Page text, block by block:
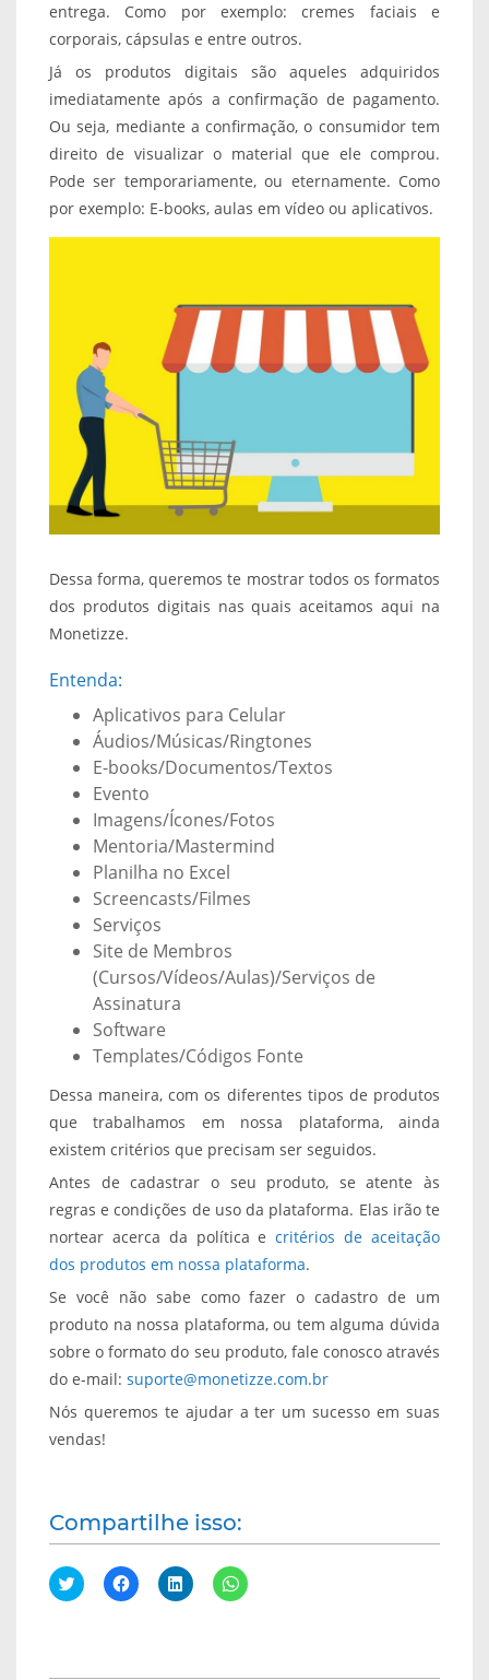
entrega. Como por exemplo: cremes faciais e
corporais, cápsulas e entre outros.
Já os produtos digitais são aqueles adquiridos
imediatamente após a confirmação de pagamento.
Ou seja, mediante a confirmação, o consumidor tem
direito de visualizar o material que ele comprou.
Pode ser temporariamente, ou eternamente. Como
por exemplo: E-books, aulas em vídeo ou aplicativos.
Dessa forma, queremos te mostrar todos os formatos
dos produtos digitais nas quais aceitamos aqui na
Monetizze.
Entenda:
Aplicativos para Celular
Áudios/Músicas/Ringtones
E-books/Documentos/Textos
Evento
Imagens/Ícones/Fotos
Mentoria/Mastermind
Planilha no Excel
Screencasts/Filmes
Serviços
Site de Membros
(Cursos/Vídeos/Aulas)/Serviços de
Assinatura
Software
Templates/Códigos Fonte
Dessa maneira, com os diferentes tipos de produtos
que trabalhamos em nossa plataforma, ainda
existem critérios que precisam ser seguidos.
Antes de cadastrar o seu produto, se atente às
regras e condições de uso da plataforma. Elas irão te
nortear acerca da política ecritérios de aceitação
dos produtos em nossa plataforma.
Se você não sabe como fazer o cadastro de um
produto na nossa plataforma, ou tem alguma dúvida
sobre o formato do seu produto, fale conosco através
do e-mail: suporte@monetizze.com.br
Nós queremos te ajudar a ter um sucesso em suas
vendas!
Compartilhe isso:
C
l
C
l
C
l
C
l